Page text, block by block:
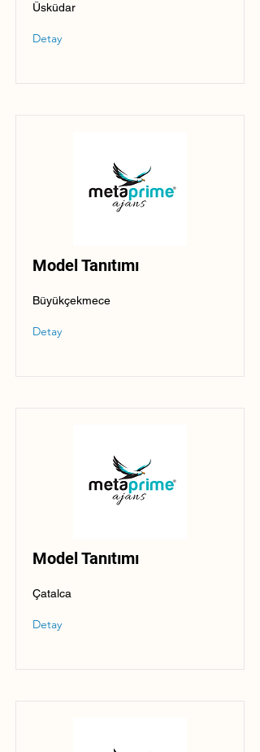
Üsküdar
Detay
Model Tanıtımı
Büyükçekmece
Detay
Model Tanıtımı
Çatalca
Detay